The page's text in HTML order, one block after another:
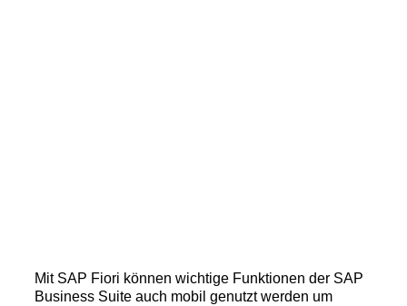
Mit SAP Fiori können wichtige Funktionen der SAP
Business Suite auch mobil genutzt werden um